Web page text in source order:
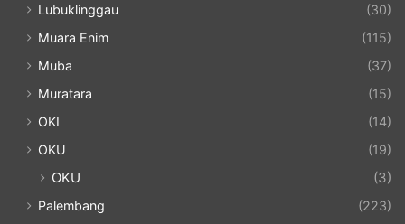
Lubuklinggau
(30)
Muara Enim
(115)
Muba
(37)
Muratara
(15)
OKI
(14)
OKU
(19)
OKU (3)
Palembang
(223)